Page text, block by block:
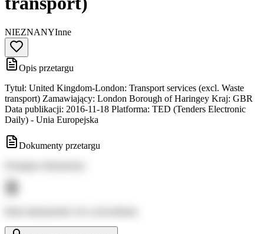
NIEZNANYInne
Opis przetargu
Tytuł: United Kingdom-London: Transport services (excl. Waste
transport) Zamawiający: London Borough of Haringey Kraj: GBR
Data publikacji: 2016-11-18 Platforma: TED (Tenders Electronic
Daily) - Unia Europejska
Dokumenty przetargu